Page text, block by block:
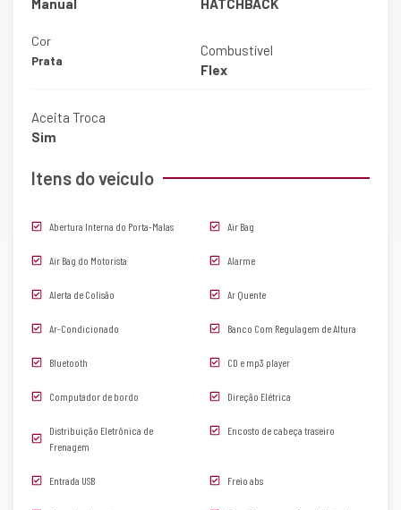
Cor
Prata
Combustível
Flex
Aceita Troca
Sim
Itens do veículo
Abertura Interna do Porta-Malas Air Bag
Air Bag do Motorista Alarme
Alerta de Colisão Ar Quente
Ar-Condicionado Banco Com Regulagem de Altura
Bluetooth CD e mp3 player
Computador de bordo Direção Elétrica
Distribuição Eletrônica de
Frenagem
Encosto de cabeça traseiro
Entrada USB Freio abs